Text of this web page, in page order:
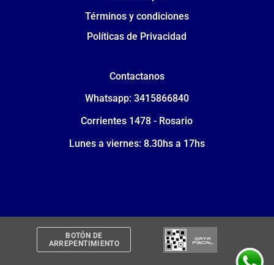
Términos y condiciones
Políticas de Privacidad
Contactanos
Whatsapp: 3415866840
Corrientes 1478 - Rosario
Lunes a viernes: 8.30hs a 17hs
BOTÓN DE
ARREPENTIMIENTO